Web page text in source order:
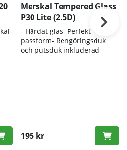
Merskal Tempered Glass
P30 Lite (2.5D)
- Härdat glas- Perfekt
passform- Rengöringsduk
och putsduk inkluderad
195 kr